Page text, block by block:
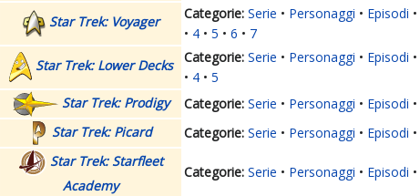
Star Trek: Voyager Serie Personaggi Episodi
4
5 6
7
Star Trek: Lower Decks
Serie Personaggi Episodi
4
5
Star Trek: Prodigy
Serie Personaggi Episodi
Star Trek: Picard
Serie Personaggi Episodi
Star Trek: Starfleet
Academy
Serie Personaggi Episodi